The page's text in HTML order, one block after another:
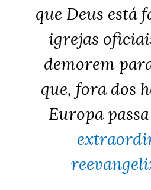
que Deus está
igrejas
demorem
que, fora dos
Europa